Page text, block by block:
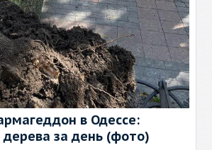
в Одессе:
за день (фото)